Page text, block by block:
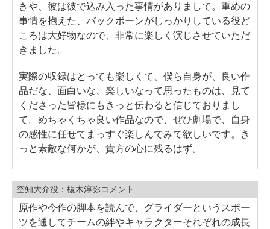
きや、彼は彼で込み入った事情がありまして。重めの
事情を抱えた、バックボーンがしっかりしている役ど
ころは大好物なので、非常に楽しく演じさせていただ
きました。
実際の収録はとっても楽しくて、僕ら自身が、良い作
品だな、面白いな、楽しいなって思ったものは、見て
くださった皆様にもきっと伝わると信じておりまし
て。めちゃくちゃ良い作品なので、ぜひ劇場で、自身
の感性に任せてまっすぐ楽しんでみて欲しいです。き
っと素敵な何かが、貴方の心に残るはず。
空知大介役：榎木淳弥コメント
原作や今作の脚本を読んで、グライダーというスポー
ツを通してチームの絆やキャラクターそれぞれの成長